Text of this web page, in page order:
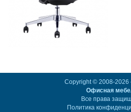
Copyright © 2008-
Офисная
Все права
Политика